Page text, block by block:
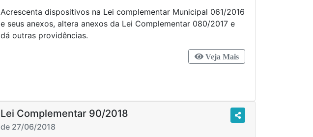
Acrescenta dispositivos na Lei complementar Municipal 061/2016
e seus anexos, altera anexos da Lei Complementar 080/2017 e
dá outras providências.
Veja Mais
Lei Complementar 90/2018
de 27/06/2018